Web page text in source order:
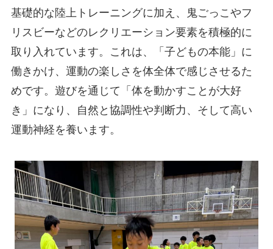
基礎的な陸上トレーニングに加え、鬼ごっこやフ
リスビーなどのレクリエーション要素を積極的に
取り入れています。これは、「子どもの本能」に
働きかけ、運動の楽しさを体全体で感じさせるた
めです。遊びを通じて「体を動かすことが大好
き」になり、自然と協調性や判断力、そして高い
運動神経を養います。